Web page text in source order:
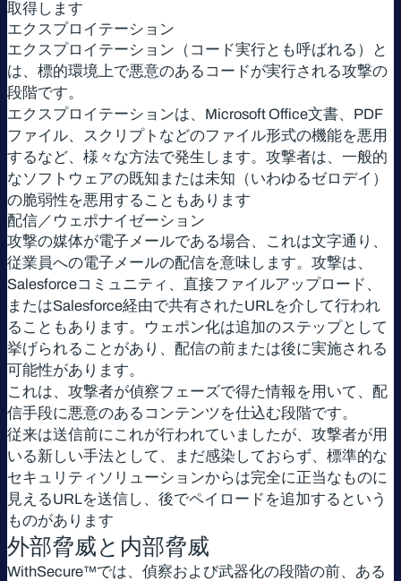
取得します
エクスプロイテーション
エクスプロイテーション（コード実行とも呼ばれる）と
は、標的環境上で悪意のあるコードが実行される攻撃の
段階です。
エクスプロイテーションは、Microsoft Office文書、PDF
ファイル、スクリプトなどのファイル形式の機能を悪用
するなど、様々な方法で発生します。攻撃者は、一般的
なソフトウェアの既知または未知（いわゆるゼロデイ）
の脆弱性を悪用することもあります
配信／ウェポナイゼーション
攻撃の媒体が電子メールである場合、これは文字通り、
従業員への電子メールの配信を意味します。攻撃は、
Salesforceコミュニティ、直接ファイルアップロード、
またはSalesforce経由で共有されたURLを介して行われ
ることもあります。ウェポン化は追加のステップとして
挙げられることがあり、配信の前または後に実施される
可能性があります。
これは、攻撃者が偵察フェーズで得た情報を用いて、配
信手段に悪意のあるコンテンツを仕込む段階です。
従来は送信前にこれが行われていましたが、攻撃者が用
いる新しい手法として、まだ感染しておらず、標準的な
セキュリティソリューションからは完全に正当なものに
見えるURLを送信し、後でペイロードを追加するという
ものがあります
外部脅威と内部脅威
WithSecure™では、偵察および武器化の段階の前、ある